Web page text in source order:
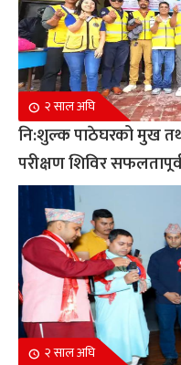
२ साल अघि
नि:शुल्क पाठेघरको मुख
परीक्षण शिविर
२ साल अघि